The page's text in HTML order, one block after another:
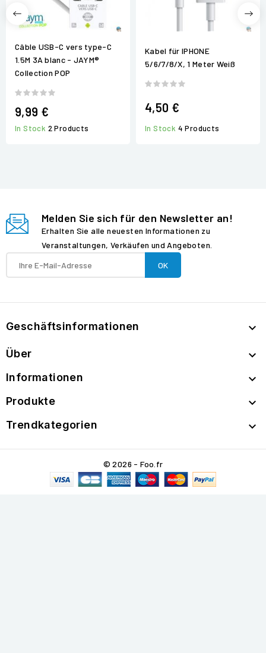
Câble USB-C vers type-C
1.5M 3A blanc - JAYM®
Collection POP
9,99 €
In Stock 2 Products
Kabel für IPHONE
5/6/7/8/X, 1 Meter Weiß
4,50 €
In Stock 4 Products
Melden Sie sich für den Newsletter an!
Erhalten Sie alle neuesten Informationen zu
Veranstaltungen, Verkäufen und Angeboten.
Geschäftsinformationen 
Über 
Informationen 
Produkte 
Trendkategorien 
© 2026 - Foo.fr